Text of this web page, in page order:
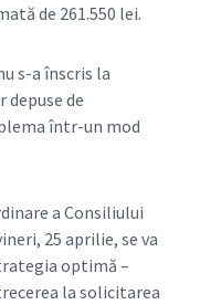
de 261.550 lei.
s-a înscris la
de
într-un mod
a Consiliului
25 aprilie, se va
optimă –
la solicitarea